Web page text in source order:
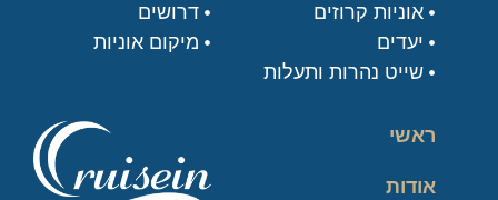
ראשי
אודות
דרושים
מיקום אוניות
אוניות קרוזים
יעדים
שייט נהרות ותעלות